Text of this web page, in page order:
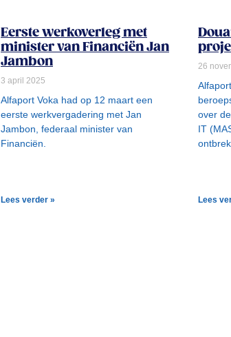
Eerste werkoverleg met
minister van Financiën Jan
Jambon
3 april 2025
Alfaport Voka had op 12 maart een
eerste werkvergadering met Jan
Jambon, federaal minister van
Financiën.
Lees verder »
26
over
IT
Lees